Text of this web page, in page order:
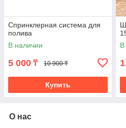
Спринклерная система для
полива
В наличии
5 000 ₸ 10 900 ₸
Купить
В
О нас